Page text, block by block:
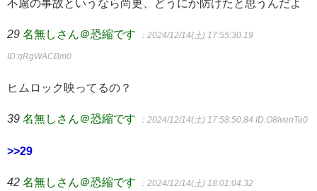
不慮の事故というなら尚更、どうにか防げたと思うんだよ
29 名無しさん＠恐縮です ：2024/12/14(土) 17:55:30.19
ID:qRgWACBm0
ヒムロック映ってるの？
39 名無しさん＠恐縮です ：2024/12/14(土) 17:58:50.84 ID:O8IvenTe0
>>29
42 名無しさん＠恐縮です ：2024/12/14(土) 18:01:04.32